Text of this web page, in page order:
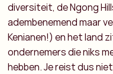
diversiteit, de Ngong
adembenemend maar
Kenianen!) en het land
ondernemers die niks
hebben. Je reist dus